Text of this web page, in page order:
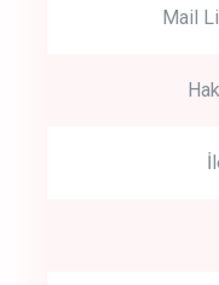
Mail